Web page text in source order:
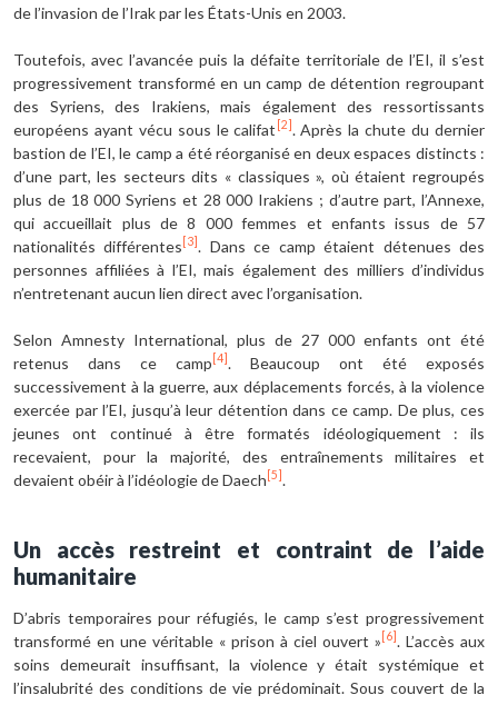
de l’invasion de l’Irak par les États-Unis en 2003.
Toutefois, avec l’avancée puis la défaite territoriale de l’EI, il s’est
progressivement transformé en un camp de détention regroupant
des Syriens, des Irakiens, mais également des ressortissants
européens ayant vécu sous le califat [2] . Après la chute du dernier
bastion de l’EI, le camp a été réorganisé en deux espaces distincts :
d’une part, les secteurs dits « classiques », où étaient regroupés
plus de 18 000 Syriens et 28 000 Irakiens ; d’autre part, l’Annexe,
qui accueillait plus de 8 000 femmes et enfants issus de 57
nationalités différentes [3] . Dans ce camp étaient détenues des
personnes affiliées à l’EI, mais également des milliers d’individus
n’entretenant aucun lien direct avec l’organisation.
Selon Amnesty International, plus de 27 000 enfants ont été
retenus dans ce camp [4] . Beaucoup ont été exposés
successivement à la guerre, aux déplacements forcés, à la violence
exercée par l’EI, jusqu’à leur détention dans ce camp. De plus, ces
jeunes ont continué à être formatés idéologiquement : ils
recevaient, pour la majorité, des entraînements militaires et
devaient obéir à l’idéologie de Daech [5] .
Un accès restreint et contraint de l’aide
humanitaire
D’abris temporaires pour réfugiés, le camp s’est progressivement
transformé en une véritable « prison à ciel ouvert » [6] . L’accès aux
soins demeurait insuffisant, la violence y était systémique et
l’insalubrité des conditions de vie prédominait. Sous couvert de la